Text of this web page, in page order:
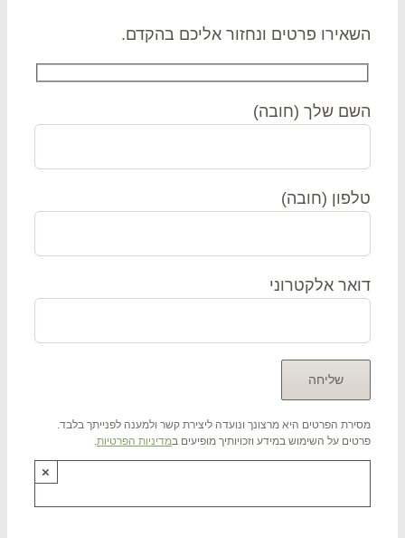
פרטים ונחזור אליכם בהקדם.
שלך (חובה)
(חובה)
אלקטרוני
הפרטים היא מרצונך ונועדה ליצירת קשר ולמענה לפנייתך בלבד.
על השימוש במידע וזכויותיך מופיעים ב מדיניות הפרטיות.